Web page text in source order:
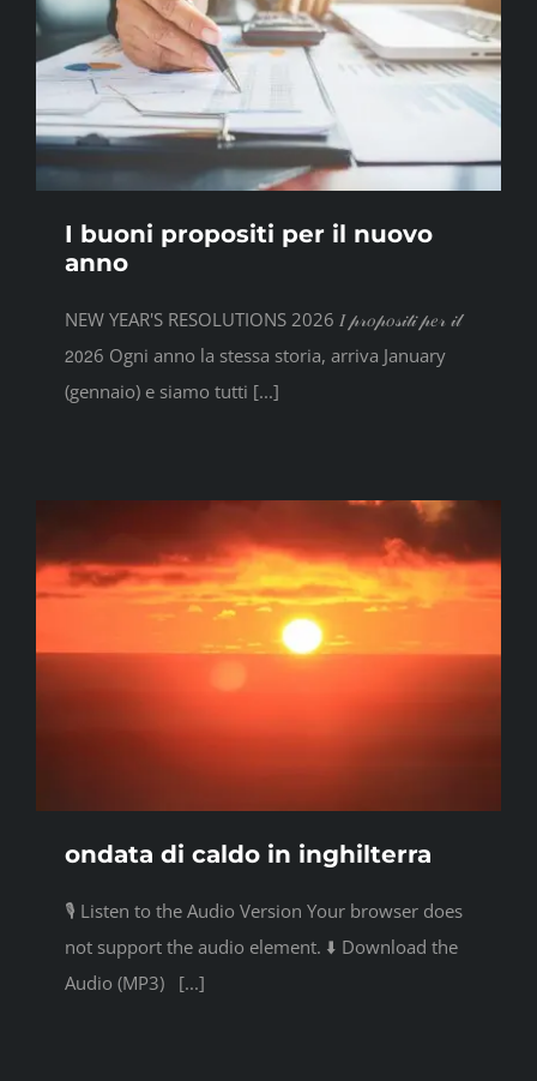
I buoni propositi per il nuovo
anno
NEW YEAR'S RESOLUTIONS 2026 𝐼 𝓅𝓇𝑜𝓅𝑜𝓈𝒾𝓉𝒾 𝓅𝑒𝓇 𝒾𝓁
𝟤𝟢𝟤6 Ogni anno la stessa storia, arriva January
(gennaio) e siamo tutti [...]
ondata di caldo in inghilterra
🎙️ Listen to the Audio Version Your browser does
not support the audio element. ⬇️ Download the
Audio (MP3) [...]